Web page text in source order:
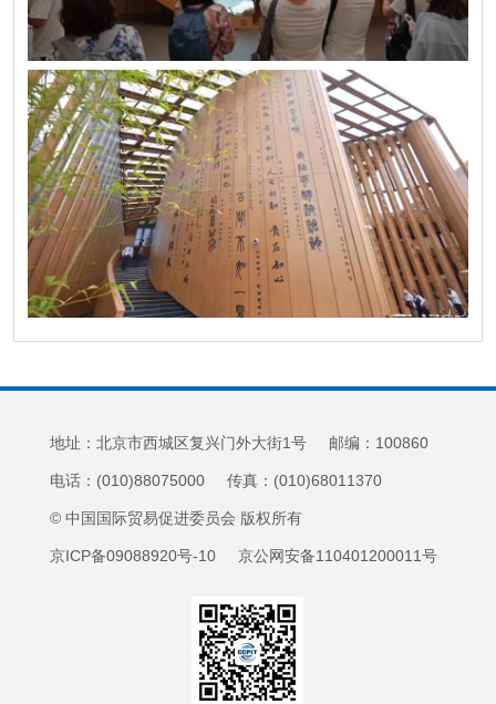
地址：北京市西城区复兴门外大街1号 邮编：100860
电话：(010)88075000 传真：(010)68011370
© 中国国际贸易促进委员会 版权所有
京ICP备09088920号-10 京公网安备110401200011号